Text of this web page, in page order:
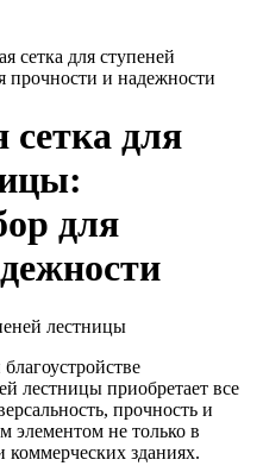
Общестроительный
профиль
алюминиевая
алюминиевый
Тавр
Труба
Уголок
алюминиевый
Фольга
алюминиевая
Чушка
алюминиевая
Швеллер
Инженерные
стальные
Фланцы
стальные
Хомуты
стальные
Крепеж
сетка для ступеней
прочности и надежности
для
для
лестницы приобретает все
прочность и
элементом не только в
зданиях.